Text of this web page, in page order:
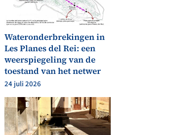
Wateronderbrekingen in
Les Planes del Rei: een
weerspiegeling van de
toestand van het netwer
24 juli 2026